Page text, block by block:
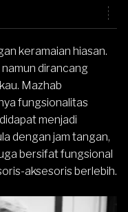
keramaian hiasan.
dirancang
Mazhab
fungsionalitas
menjadi
dengan jam tangan,
bersifat fungsional
aksesoris berlebih.